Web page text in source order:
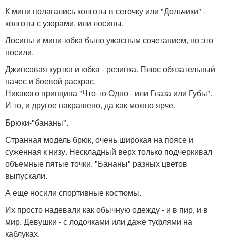
К мини полагались колготы в сеточку или "Дольчики" -
колготы с узорами, или лосины.
Лосины и мини-юбка было ужасным сочетанием, но это
носили.
Джинсовая куртка и юбка - резинка. Плюс обязательный
начес и боевой раскрас.
Никакого принципа "Что-то Одно - или Глаза или Губы".
И то, и другое накрашено, да как можно ярче.
Брюки-"бананы".
Странная модель брюк, очень широкая на поясе и
суженная к низу. Нескладный верх только подчеркивал
объемные пятые точки. "Бананы" разных цветов
выпускали.
А еще носили спортивные костюмы.
Их просто надевали как обычную одежду - и в пир, и в
мир. Девушки - с лодочками или даже туфлями на
каблуках.